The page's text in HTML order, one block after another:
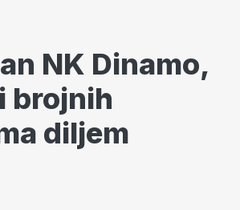
NK Dinamo,
brojnih
diljem